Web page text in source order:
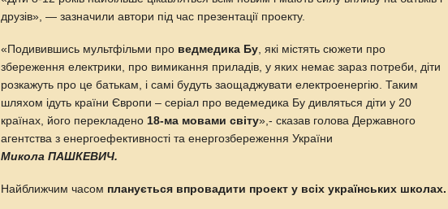
друзів», — зазначили автори під час презентації проекту.
«Подивившись мультфільми про ведмедика Бу , які містять сюжети про
збереження електрики, про вимикання приладів, у яких немає зараз потреби, діти
розкажуть про це батькам, і самі будуть заощаджувати електроенергію. Таким
шляхом ідуть країни Європи – серіал про ведемедика Бу дивляться діти у 20
країнах, його перекладено 18-ма мовами світу»,- сказав голова Державного
агентства з енергоефективності та енергозбереження України
Микола ПАШКЕВИЧ.
Найближчим часом планується впровадити проект у всіх українських школах.